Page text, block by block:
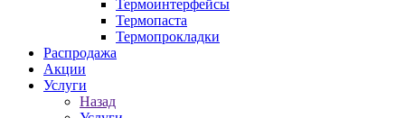
Термоинтерфейсы
Термопаста
Термопрокладки
Распродажа
Акции
Услуги
Назад